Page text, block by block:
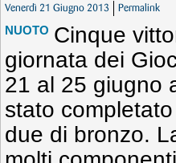
Venerdì 21 Giugno 2013 Permalink
NUOTO Cinque
giornata dei
21 al 25 giugno
stato
due di bronzo.